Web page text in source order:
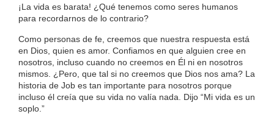
¡La vida es barata! ¿Qué tenemos como seres humanos
para recordarnos de lo contrario?
Como personas de fe, creemos que nuestra respuesta está
en Dios, quien es amor. Confiamos en que alguien cree en
nosotros, incluso cuando no creemos en Él ni en nosotros
mismos. ¿Pero, que tal si no creemos que Dios nos ama? La
historia de Job es tan importante para nosotros porque
incluso él creía que su vida no valía nada. Dijo “Mi vida es un
soplo.”